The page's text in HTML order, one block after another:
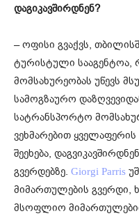
დაგიკავშირდნენ?
– ოფისი გვაქვს,
ტურისტული
მომსახურეობას უწევს
სამოგზაურო
სატრანსპორტო
ვეხმარებით
შეეხება, დაგვიკავშირდნენ
გვერდებზე. Giorgi Parris
მიმართულების
მსოფლიო